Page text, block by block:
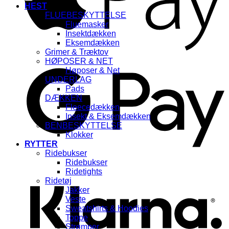
HEST
FLUEBESKYTTELSE
Fluemasker
Insektdækken
Eksemdækken
Grimer & Træktov
HØPOSER & NET
Høposer & Net
UNDERLAG
Pads
DÆKKEN
Fleecedækken
Insekt & Eksemdækken
BENBESKYTTELSE
Klokker
RYTTER
Ridebukser
Ridebukser
Ridetights
Ridetøj
Jakker
Veste
Sweatshirts & Hoodies
Toppe
Strømper